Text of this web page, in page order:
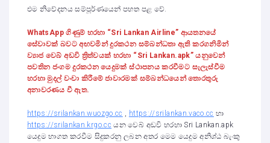
එම නිවේදනය සම්පූර්ණයෙන් පහත පළ වේ.
WhatsApp ගිණුම් හරහා “Sri Lankan Airline” ආයතනයේ
සේවාවක් බවට අඟවමින් දුරකථන සම්බන්ධතා ඇති කරගනිමින්
ව්‍යාජ වෙබ් අඩවි ත්‍රිත්වයක් හරහා “Sri Lankan.apk” යනුවෙන්
පවතින ජංගම දුරකථන යෙදුමක් ස්ථාපනය කරවීමට සැලැස්වීම
හරහා මුදල් වංචා කිරීමේ ජාවාරමක් සම්බන්ධයෙන් තොරතුරු
අනාවරණය වී ඇත.
https://srilankan.wuozgo.cc , https://srilankan.vaco.cc හා
https://srilankan.krgo.cc යන වෙබ් අඩවි හරහා Sri Lankan.apk
යෙදුම භාගත කරවීම සිදුකරනු ලබන අතර මෙම යෙදුම අනිශ්ඨ බැංකු